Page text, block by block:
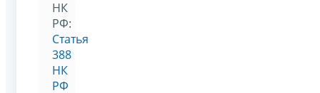
НК
РФ:
Статья
388
НК
РФ